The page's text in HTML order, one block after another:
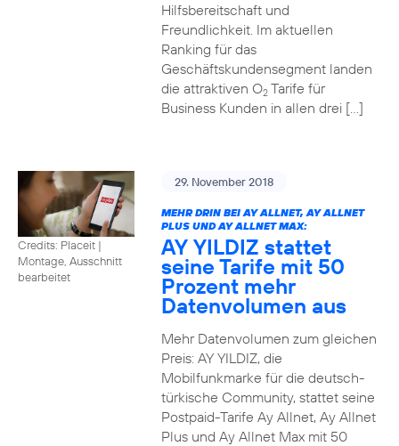
Hilfsbereitschaft und
Freundlichkeit. Im aktuellen
Ranking für das
Geschäftskundensegment landen
die attraktiven O2Tarife für
Business Kunden in allen drei […]
Credits: Placeit |
Montage, Ausschnitt
bearbeitet
29. November 2018
MEHR DRIN BEI AY ALLNET, AY ALLNET
PLUS UND AY ALLNET MAX:
AY YILDIZ stattet
seine Tarife mit 50
Prozent mehr
Datenvolumen aus
Mehr Datenvolumen zum gleichen
Preis: AY YILDIZ, die
Mobilfunkmarke für die deutsch-
türkische Community, stattet seine
Postpaid-Tarife Ay Allnet, Ay Allnet
Plus und Ay Allnet Max mit 50